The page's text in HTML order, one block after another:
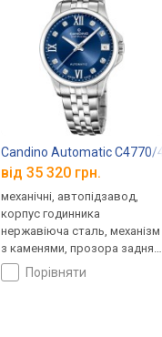
Candino Automatic C4770/4
від 35 320 грн.
механічні, автопідзавод,
корпус годинника
нержавіюча сталь, механізм
з каменями, прозора задня
кришка, ремінець: браслет
сталь, WR 30, Швейцарія
порівняти